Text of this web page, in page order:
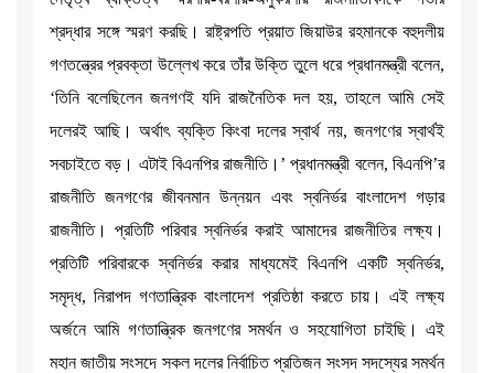
শ্রদ্ধার সঙ্গে স্মরণ করছি। রাষ্ট্রপতি প্রয়াত জিয়াউর রহমানকে বহুদলীয়
গণতন্ত্রের প্রবক্তা উল্লেখ করে তাঁর উক্তি তুলে ধরে প্রধানমন্ত্রী বলেন,
‘তিনি বলেছিলেন জনগণই যদি রাজনৈতিক দল হয়, তাহলে আমি সেই
দলেরই আছি। অর্থাৎ ব্যক্তি কিংবা দলের স্বার্থ নয়, জনগণের স্বার্থই
সবচাইতে বড়। এটাই বিএনপির রাজনীতি।’ প্রধানমন্ত্রী বলেন, বিএনপি’র
রাজনীতি জনগণের জীবনমান উন্নয়ন এবং স্বনির্ভর বাংলাদেশ গড়ার
রাজনীতি। প্রতিটি পরিবার স্বনির্ভর করাই আমাদের রাজনীতির লক্ষ্য।
প্রতিটি পরিবারকে স্বনির্ভর করার মাধ্যমেই বিএনপি একটি স্বনির্ভর,
সমৃদ্ধ, নিরাপদ গণতান্ত্রিক বাংলাদেশ প্রতিষ্ঠা করতে চায়। এই লক্ষ্য
অর্জনে আমি গণতান্ত্রিক জনগণের সমর্থন ও সহযোগিতা চাইছি। এই
মহান জাতীয় সংসদে সকল দলের নির্বাচিত প্রতিজন সংসদ সদস্যের সমর্থন